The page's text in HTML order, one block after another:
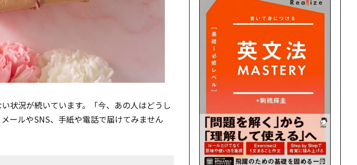
状況が続いています。「今、あの人はどうし
ールやSNS、手紙や電話で届けてみません